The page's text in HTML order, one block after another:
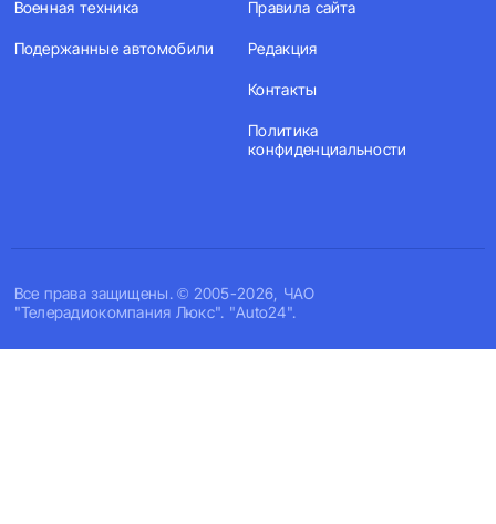
Все права защищены. © 2005-2026, ЧАО
"Телерадиокомпания Люкс". "Auto24".
Военная техника
Подержанные автомобили
Правила сайта
Редакция
Контакты
Политика
конфиденциальности